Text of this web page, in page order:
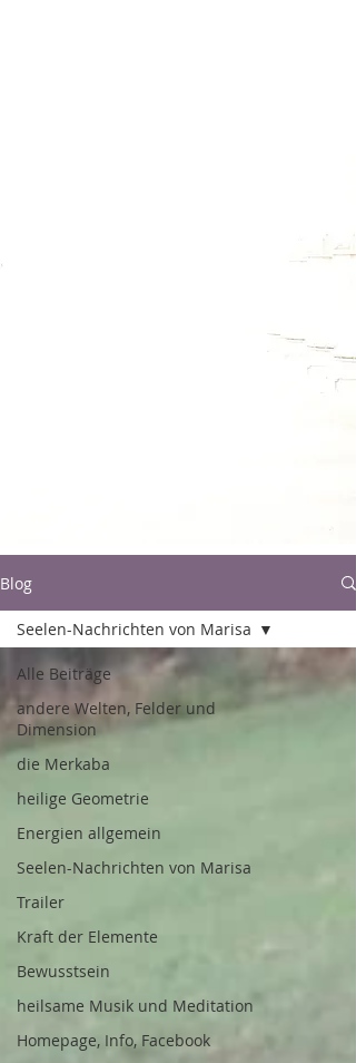
Blog
Alle Beiträge
andere Welten, Felder und
Dimension
die Merkaba
heilige Geometrie
Energien allgemein
Seelen-Nachrichten von Marisa
Trailer
Kraft der Elemente
Bewusstsein
heilsame Musik und Meditation
Homepage, Info, Facebook
Seelen-Nachrichten von Marisa